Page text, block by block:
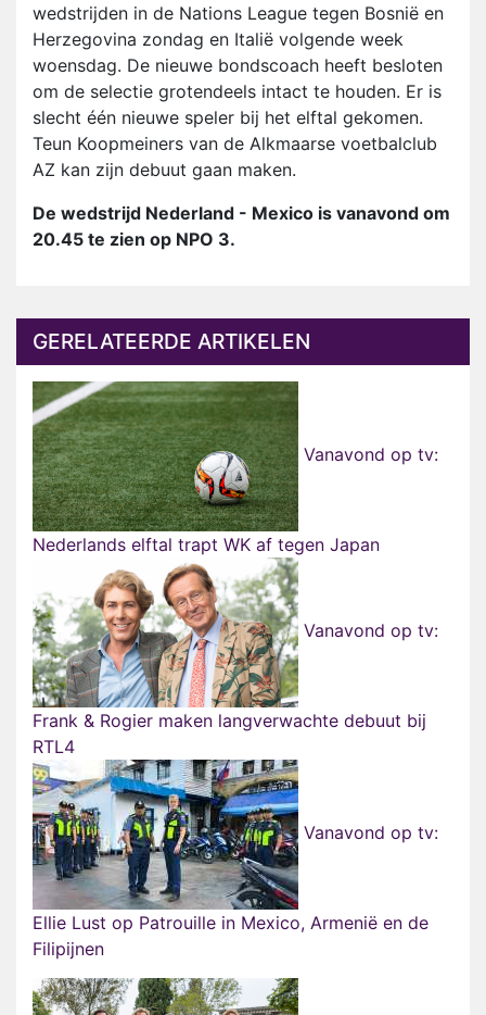
wedstrijden in de Nations League tegen Bosnië en
Herzegovina zondag en Italië volgende week
woensdag. De nieuwe bondscoach heeft besloten
om de selectie grotendeels intact te houden. Er is
slecht één nieuwe speler bij het elftal gekomen.
Teun Koopmeiners van de Alkmaarse voetbalclub
AZ kan zijn debuut gaan maken.
De wedstrijd Nederland - Mexico is vanavond om
20.45 te zien op NPO 3.
GERELATEERDE ARTIKELEN
Vanavond op tv:
Nederlands elftal trapt WK af tegen Japan
Vanavond op tv:
Frank & Rogier maken langverwachte debuut bij
RTL4
Vanavond op tv:
Ellie Lust op Patrouille in Mexico, Armenië en de
Filipijnen